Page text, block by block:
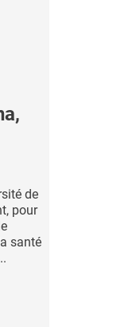
de
pour
santé